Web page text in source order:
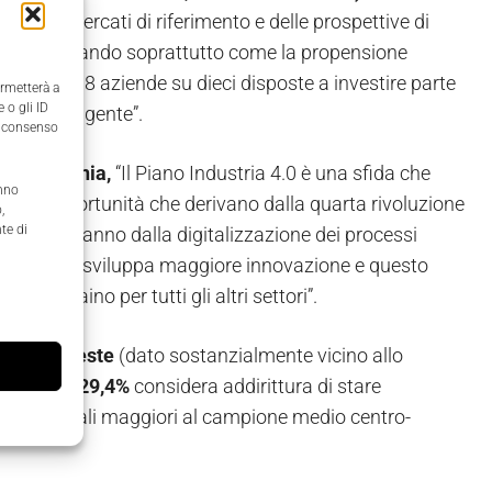
a
o gli ID
di
dei mercati di riferimento e delle prospettive di
rivelando soprattutto come la propensione
con ben 8 aziende su dieci disposte a investire parte
Intelligente”.
Campania,“Il Piano Industria 4.0 è una sfida che
le opportunità che derivano dalla quarta rivoluzione
che vanno dalla digitalizzazione dei processi
che sviluppa maggiore innovazione e questo
da traino per tutti gli altri settori”.
richieste (dato sostanzialmente vicino allo
i
l 29,4%considera addirittura di stare
maggiori al campione medio centro-